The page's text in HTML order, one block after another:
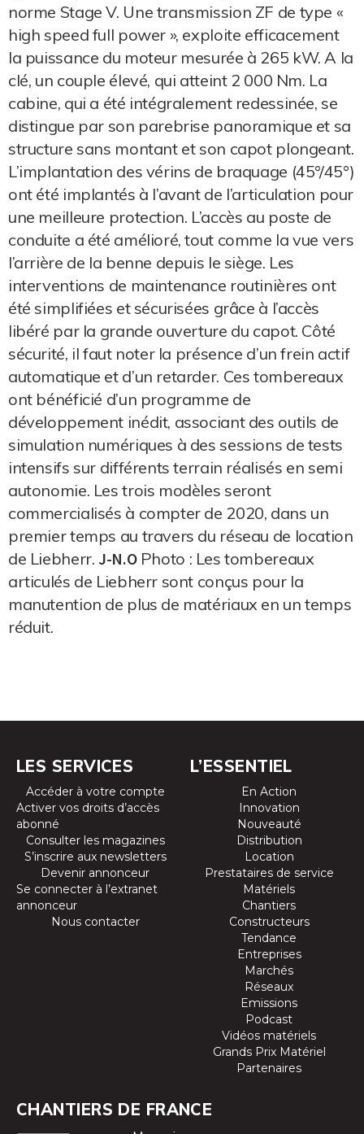
norme Stage V. Une transmission ZF de type «
high speed full power », exploite efficacement
la puissance du moteur mesurée à 265 kW. A la
clé, un couple élevé, qui atteint 2 000 Nm. La
cabine, qui a été intégralement redessinée, se
distingue par son parebrise panoramique et sa
structure sans montant et son capot plongeant.
L’implantation des vérins de braquage (45°/45°)
ont été implantés à l’avant de l’articulation pour
une meilleure protection. L’accès au poste de
conduite a été amélioré, tout comme la vue vers
l’arrière de la benne depuis le siège. Les
interventions de maintenance routinières ont
été simplifiées et sécurisées grâce à l’accès
libéré par la grande ouverture du capot. Côté
sécurité, il faut noter la présence d’un frein actif
automatique et d’un retarder. Ces tombereaux
ont bénéficié d’un programme de
développement inédit, associant des outils de
simulation numériques à des sessions de tests
intensifs sur différents terrain réalisés en semi
autonomie. Les trois modèles seront
commercialisés à compter de 2020, dans un
premier temps au travers du réseau de location
de Liebherr.J-N.OPhoto : Les tombereaux
articulés de Liebherr sont conçus pour la
manutention de plus de matériaux en un temps
réduit.
LES SERVICES
Accéder à votre compte
Activer vos droits d’accès
abonné
Consulter les magazines
S’inscrire aux newsletters
Devenir annonceur
Se connecter à l’extranet
annonceur
Nous contacter
L’ESSENTIEL
En Action
Innovation
Nouveauté
Distribution
Location
Prestataires de service
Matériels
Chantiers
Constructeurs
Tendance
Entreprises
Marchés
Réseaux
Emissions
Podcast
Vidéos matériels
Grands Prix Matériel
Partenaires
CHANTIERS DE FRANCE